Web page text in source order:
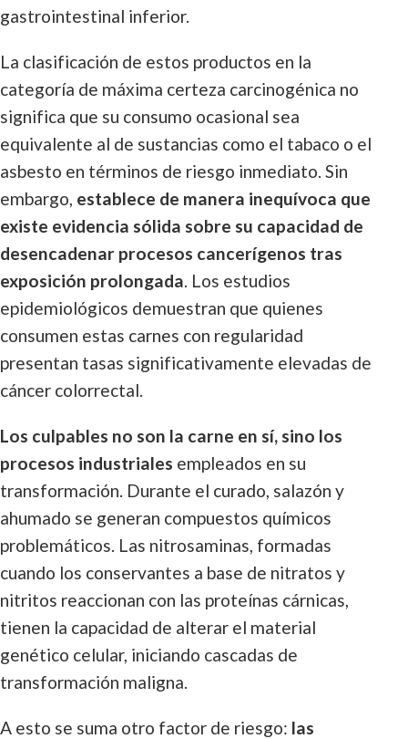
gastrointestinal inferior.
La clasificación de estos productos en la
categoría de máxima certeza carcinogénica no
significa que su consumo ocasional sea
equivalente al de sustancias como el tabaco o el
asbesto en términos de riesgo inmediato. Sin
embargo, establece de manera inequívoca que
existe evidencia sólida sobre su capacidad de
desencadenar procesos cancerígenos tras
exposición prolongada. Los estudios
epidemiológicos demuestran que quienes
consumen estas carnes con regularidad
presentan tasas significativamente elevadas de
cáncer colorrectal.
Los culpables no son la carne en sí, sino los
procesos industriales empleados en su
transformación. Durante el curado, salazón y
ahumado se generan compuestos químicos
problemáticos. Las nitrosaminas, formadas
cuando los conservantes a base de nitratos y
nitritos reaccionan con las proteínas cárnicas,
tienen la capacidad de alterar el material
genético celular, iniciando cascadas de
transformación maligna.
A esto se suma otro factor de riesgo: las